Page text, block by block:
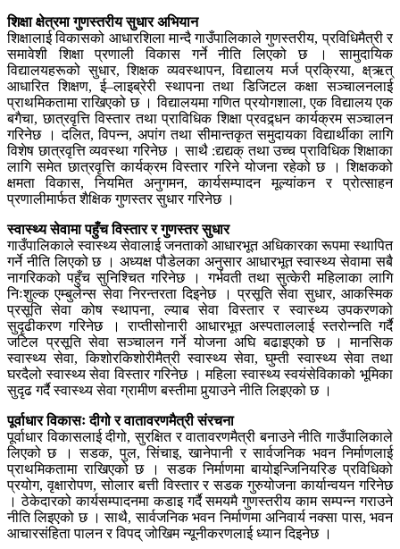
शिक्षा क्षेत्रमा गुणस्तरीय सुधार अभियान
शिक्षालाई विकासको आधारशिला मान्दै गाउँपालिकाले गुणस्तरीय, प्रविधिमैत्री र
समावेशी शिक्षा प्रणाली विकास गर्ने नीति लिएको छ । सामुदायिक
विद्यालयहरूको सुधार, शिक्षक व्यवस्थापन, विद्यालय मर्ज प्रक्रिया, क्ष्ऋत्
आधारित शिक्षण, ई–लाइब्रेरी स्थापना तथा डिजिटल कक्षा सञ्चालनलाई
प्राथमिकतामा राखिएको छ । विद्यालयमा गणित प्रयोगशाला, एक विद्यालय एक
बगैचा, छात्रवृत्ति विस्तार तथा प्राविधिक शिक्षा प्रवद्र्धन कार्यक्रम सञ्चालन
गरिनेछ । दलित, विपन्न, अपांग तथा सीमान्तकृत समुदायका विद्यार्थीका लागि
विशेष छात्रवृत्ति व्यवस्था गरिनेछ । साथै :द्यद्यक् तथा उच्च प्राविधिक शिक्षाका
लागि समेत छात्रवृत्ति कार्यक्रम विस्तार गरिने योजना रहेको छ । शिक्षकको
क्षमता विकास, नियमित अनुगमन, कार्यसम्पादन मूल्यांकन र प्रोत्साहन
प्रणालीमार्फत शैक्षिक गुणस्तर सुधार गरिनेछ ।
स्वास्थ्य सेवामा पहुँच विस्तार र गुणस्तर सुधार
गाउँपालिकाले स्वास्थ्य सेवालाई जनताको आधारभूत अधिकारका रूपमा स्थापित
गर्ने नीति लिएको छ । अध्यक्ष पौडेलका अनुसार आधारभूत स्वास्थ्य सेवामा सबै
नागरिकको पहुँच सुनिश्चित गरिनेछ । गर्भवती तथा सुत्केरी महिलाका लागि
निःशुल्क एम्बुलेन्स सेवा निरन्तरता दिइनेछ । प्रसूति सेवा सुधार, आकस्मिक
प्रसूति सेवा कोष स्थापना, ल्याब सेवा विस्तार र स्वास्थ्य उपकरणको
सुदृढीकरण गरिनेछ । राप्तीसोनारी आधारभूत अस्पताललाई स्तरोन्नति गर्दै
जटिल प्रसूति सेवा सञ्चालन गर्ने योजना अघि बढाइएको छ । मानसिक
स्वास्थ्य सेवा, किशोरकिशोरीमैत्री स्वास्थ्य सेवा, घुम्ती स्वास्थ्य सेवा तथा
घरदैलो स्वास्थ्य सेवा विस्तार गरिनेछ । महिला स्वास्थ्य स्वयंसेविकाको भूमिका
सुदृढ गर्दै स्वास्थ्य सेवा ग्रामीण बस्तीमा पुर्‍याउने नीति लिइएको छ ।
पूर्वाधार विकासः दीगो र वातावरणमैत्री संरचना
पूर्वाधार विकासलाई दीगो, सुरक्षित र वातावरणमैत्री बनाउने नीति गाउँपालिकाले
लिएको छ । सडक, पुल, सिंचाइ, खानेपानी र सार्वजनिक भवन निर्माणलाई
प्राथमिकतामा राखिएको छ । सडक निर्माणमा बायोइन्जिनियरिङ प्रविधिको
प्रयोग, वृक्षारोपण, सोलार बत्ती विस्तार र सडक गुरुयोजना कार्यान्वयन गरिनेछ
। ठेकेदारको कार्यसम्पादनमा कडाइ गर्दै समयमै गुणस्तरीय काम सम्पन्न गराउने
नीति लिइएको छ । साथै, सार्वजनिक भवन निर्माणमा अनिवार्य नक्सा पास, भवन
आचारसंहिता पालन र विपद् जोखिम न्यूनीकरणलाई ध्यान दिइनेछ ।